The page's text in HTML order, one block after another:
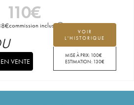
110€
€commission incluse
VOIR
L'HISTORIQUE
MISE À PRIX: 100€
ESTIMATION: 130€
VENTE